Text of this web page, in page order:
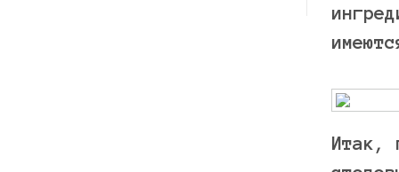
Итак,